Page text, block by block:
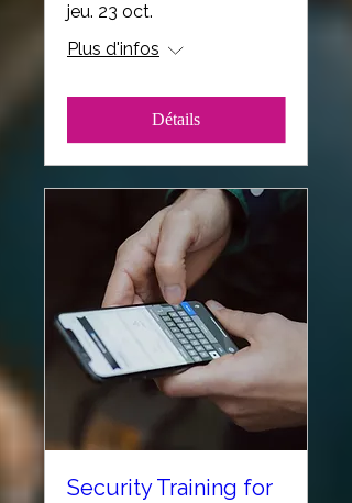
jeu. 23 oct.
Plus d'infos
Détails
Security Training for